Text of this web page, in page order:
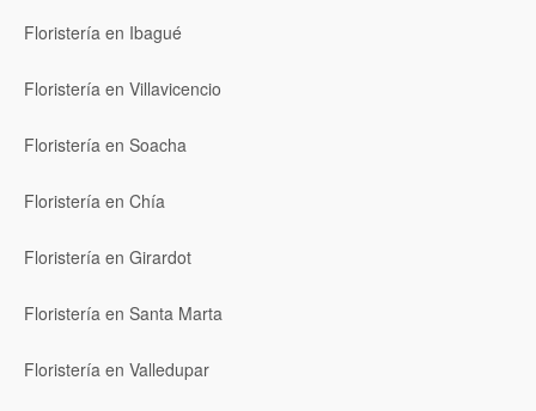
Floristería en Ibagué
Floristería en Villavicencio
Floristería en Soacha
Floristería en Chía
Floristería en Girardot
Floristería en Santa Marta
Floristería en Valledupar